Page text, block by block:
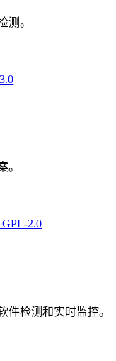
测。
。
GPL-2.0
件检测和实时监控。